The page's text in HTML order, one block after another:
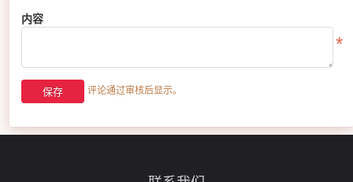
内容
评论通过审核后显示。